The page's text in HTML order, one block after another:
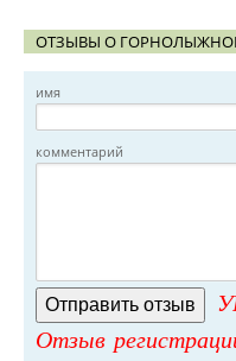
ОТЗЫВЫ О
имя
комментарий
Отзыв